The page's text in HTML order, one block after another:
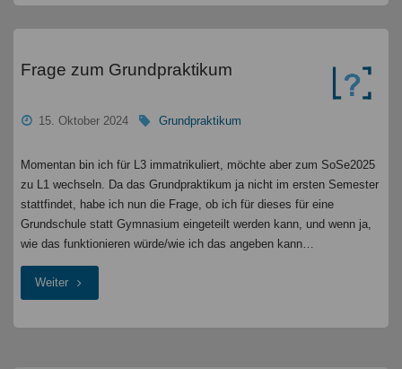
Frage zum Grundpraktikum
15. Oktober 2024 Grundpraktikum
Momentan bin ich für L3 immatrikuliert, möchte aber zum SoSe2025
zu L1 wechseln. Da das Grundpraktikum ja nicht im ersten Semester
stattfindet, habe ich nun die Frage, ob ich für dieses für eine
Grundschule statt Gymnasium eingeteilt werden kann, und wenn ja,
wie das funktionieren würde/wie ich das angeben kann…
Weiter"Frage